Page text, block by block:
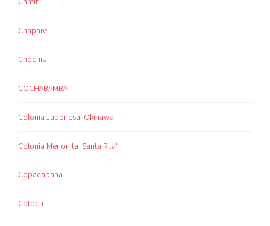
Chapare
Chochis
COCHABAMBA
Colonia Japonesa 'Okinawa'
Colonia Menonita 'Santa Rita'
Copacabana
Cotoca